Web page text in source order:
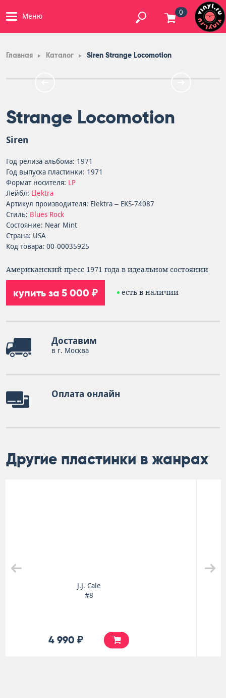
Меню 0
Главная Каталог Siren Strange Locomotion
Strange Locomotion
Siren
Год релиза альбома: 1971
Год выпуска пластинки: 1971
Формат носителя: LP
Лейбл: Elektra
Артикул производителя: Elektra – EKS-74087
Стиль: Blues Rock
Состояние: Near Mint
Страна: USA
Код товара: 00-00035925
Американский пресс 1971 года в идеальном состоянии
купить за 5 000 ₽ есть в наличии
Доставим
в г. Москва
Оплата онлайн
Другие пластинки в жанрах
4 990 ₽